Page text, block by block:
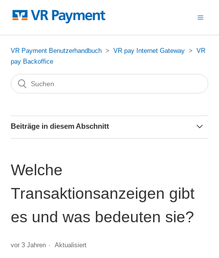
VR Payment Benutzerhandbuch VR pay Internet Gateway
VR
pay Backoffice
Beiträge in diesem Abschnitt
Möglichkeiten der Weiterverarbeitung von Transaktionen
Welche
Transaktionsanzeigen gibt
es und was bedeuten sie?
vor 3 Jahren Aktualisiert